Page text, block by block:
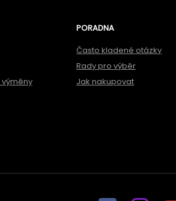
PORADNA
Často kladené otázky
Rady pro výběr
Jak nakupovat